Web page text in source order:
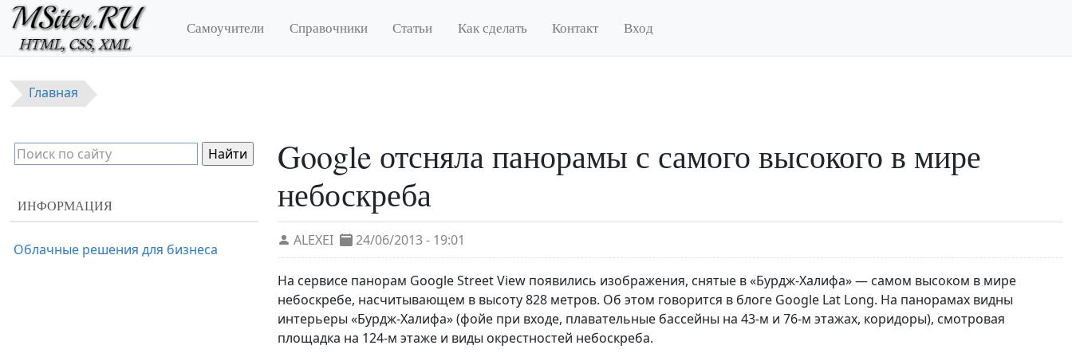
Перейти к основному содержанию
Самоучители Справочники Статьи Как сделать Контакт Вход
Главная
Google отсняла панорамы с самого высокого в мире
небоскреба
ALEXEI 24/06/2013 - 19:01
На сервисе панорам Google Street View появились изображения, снятые в «Бурдж-Халифа» — самом высоком в мире
небоскребе, насчитывающем в высоту 828 метров. Об этом говорится в блоге Google Lat Long. На панорамах видны
интерьеры «Бурдж-Халифа» (фойе при входе, плавательные бассейны на 43-м и 76-м этажах, коридоры), смотровая
площадка на 124-м этаже и виды окрестностей небоскреба.
ИНФОРМАЦИЯ
Облачные решения для бизнеса